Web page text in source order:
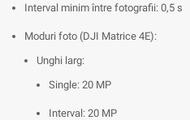
Interval minim între fotografii: 0,5 s
Moduri foto (DJI Matrice 4E):
Unghi larg:
Single: 20 MP
Interval: 20 MP